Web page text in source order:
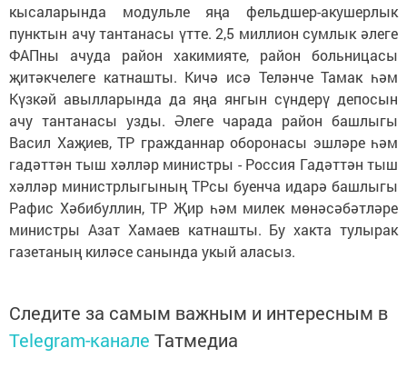
кысаларында модульле яңа фельдшер-акушерлык
пунктын ачу тантанасы үтте. 2,5 миллион сумлык әлеге
ФАПны ачуда район хакимияте, район больницасы
җитәкчелеге катнашты. Кичә исә Теләнче Тамак һәм
Күзкәй авылларында да яңа янгын сүндерү депосын
ачу тантанасы узды. Әлеге чарада район башлыгы
Васил Хаҗиев, ТР гражданнар оборонасы эшләре һәм
гадәттән тыш хәлләр министры - Россия Гадәттән тыш
хәлләр министрлыгының ТРсы буенча идарә башлыгы
Рафис Хәбибуллин, ТР Җир һәм милек мөнәсәбәтләре
министры Азат Хамаев катнашты. Бу хакта тулырак
газетаның киләсе санында укый аласыз.
Следите за самым важным и интересным в
Telegram-канале Татмедиа